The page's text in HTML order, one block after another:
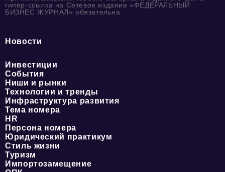
гипер-ссылка на Сетевое издание «ФЕДЕРАЛЬНЫЙ
БИЗНЕС ЖУРНАЛ» обязательна.
Новости
Инвестиции
События
Ниши и рынки
Технологии и тренды
Инфраструктура развития
Тема номера
HR
Персона номера
Юридический практикум
Стиль жизни
Туризм
Импортозамещение